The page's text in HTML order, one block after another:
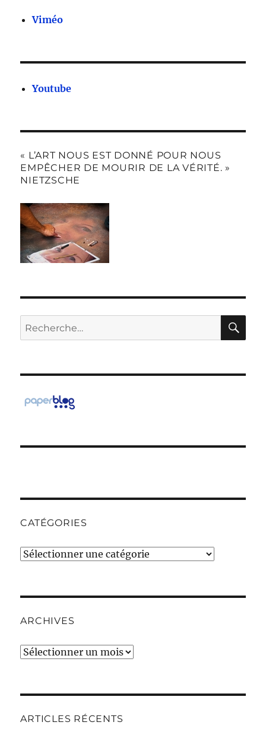
Viméo
Youtube
« L’ART NOUS EST DONNÉ POUR NOUS
EMPÊCHER DE MOURIR DE LA VÉRITÉ. »
NIETZSCHE
Recherche
pour :
CATÉGORIES
Catégories
ARCHIVES
Archives
ARTICLES RÉCENTS